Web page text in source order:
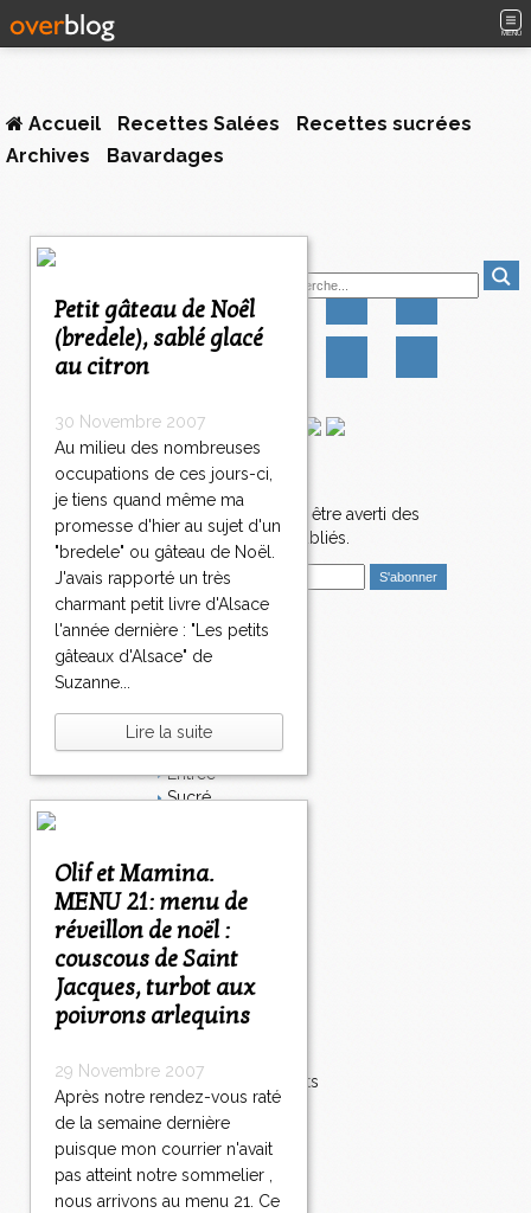
MENU
Accueil Recettes Salées
Recettes sucrées
Archives
Bavardages
Petit gâteau de Noêl
(bredele), sablé glacé
au citron
30 Novembre 2007
Au milieu des nombreuses
occupations de ces jours-ci,
je tiens quand même ma
promesse d'hier au sujet d'un
"bredele" ou gâteau de Noël.
J'avais rapporté un très
charmant petit livre d'Alsace
l'année dernière : "Les petits
gâteaux d'Alsace" de
Suzanne...
Lire la suite
Olif et Mamina.
MENU 21: menu de
réveillon de noël :
couscous de Saint
Jacques, turbot aux
poivrons arlequins
29 Novembre 2007
Après notre rendez-vous raté
de la semaine dernière
puisque mon courrier n'avait
pas atteint notre sommelier ,
nous arrivons au menu 21. Ce
Newsletter
Abonnez-vous pour être averti des
nouveaux articles publiés.
E
m
i
l
Plat
Bavardages
Entrée
Sucré
Fromage
Viande
Tarte
Épices
Fruits
Soupe
Fêtes
Accompagnements
Champignons
Chocolat
Pâtes
Tomates
Balade
2